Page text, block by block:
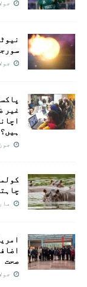
جولائی
جولائی
غیر
ہیں؟
جون 15, 2022
مارچ
صحت
جولائی